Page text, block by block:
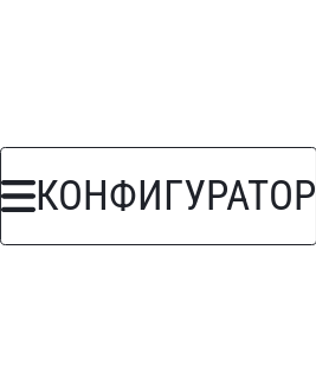
КОНФИГУРАТОР